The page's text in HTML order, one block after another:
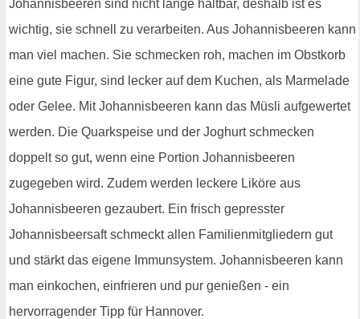
Johannisbeeren sind nicht lange haltbar, deshalb ist es
wichtig, sie schnell zu verarbeiten. Aus Johannisbeeren kann
man viel machen. Sie schmecken roh, machen im Obstkorb
eine gute Figur, sind lecker auf dem Kuchen, als Marmelade
oder Gelee. Mit Johannisbeeren kann das Müsli aufgewertet
werden. Die Quarkspeise und der Joghurt schmecken
doppelt so gut, wenn eine Portion Johannisbeeren
zugegeben wird. Zudem werden leckere Liköre aus
Johannisbeeren gezaubert. Ein frisch gepresster
Johannisbeersaft schmeckt allen Familienmitgliedern gut
und stärkt das eigene Immunsystem. Johannisbeeren kann
man einkochen, einfrieren und pur genießen - ein
hervorragender Tipp für Hannover.